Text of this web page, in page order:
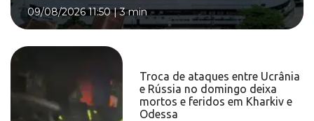
09/08/2026 11:50|3 min
Troca de ataques entre Ucrânia
e Rússia no domingo deixa
mortos e feridos em Kharkiv e
Odessa